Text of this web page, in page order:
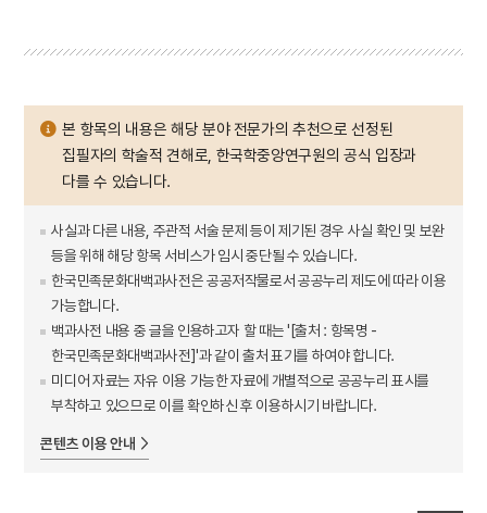
본 항목의 내용은 해당 분야 전문가의 추천으로 선정된
집필자의 학술적 견해로, 한국학중앙연구원의 공식 입장과
다를 수 있습니다.
사실과 다른 내용, 주관적 서술 문제 등이 제기된 경우 사실 확인 및 보완
등을 위해 해당 항목 서비스가 임시 중단될 수 있습니다.
한국민족문화대백과사전은 공공저작물로서 공공누리 제도에 따라 이용
가능합니다.
백과사전 내용 중 글을 인용하고자 할 때는 '[출처 : 항목명 -
한국민족문화대백과사전]'과 같이 출처 표기를 하여야 합니다.
미디어 자료는 자유 이용 가능한 자료에 개별적으로 공공누리 표시를
부착하고 있으므로 이를 확인하신 후 이용하시기 바랍니다.
콘텐츠 이용 안내